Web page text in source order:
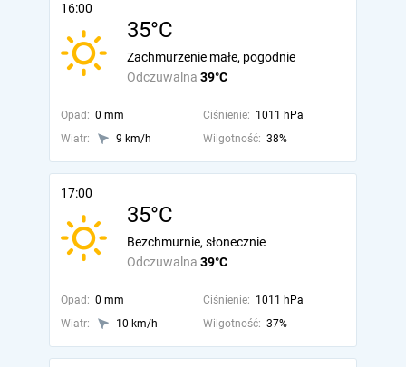
16:00
35°C
Odczuwalna 39°C
Zachmurzenie małe, pogodnie
Opad: 0 mm Ciśnienie: 1011 hPa
Wiatr:
9 km/h Wilgotność: 38%
17:00
35°C
Odczuwalna 39°C
Bezchmurnie, słonecznie
Opad: 0 mm Ciśnienie: 1011 hPa
Wiatr:
10 km/h Wilgotność: 37%